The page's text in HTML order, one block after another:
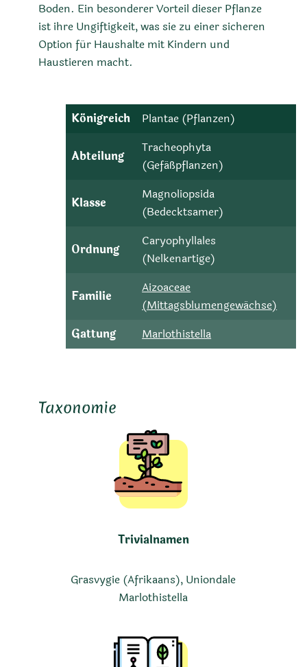
Boden. Ein besonderer Vorteil dieser Pflanze
ist ihre Ungiftigkeit, was sie zu einer sicheren
Option für Haushalte mit Kindern und
Haustieren macht.
Königreich Plantae (Pflanzen)
Abteilung
Tracheophyta
(Gefäßpflanzen)
Klasse
Magnoliopsida
(Bedecktsamer)
Ordnung
Caryophyllales
(Nelkenartige)
Familie
Aizoaceae
(Mittagsblumengewächse)
Gattung
Marlothistella
Taxonomie
Trivialnamen
Grasvygie (Afrikaans), Uniondale
Marlothistella